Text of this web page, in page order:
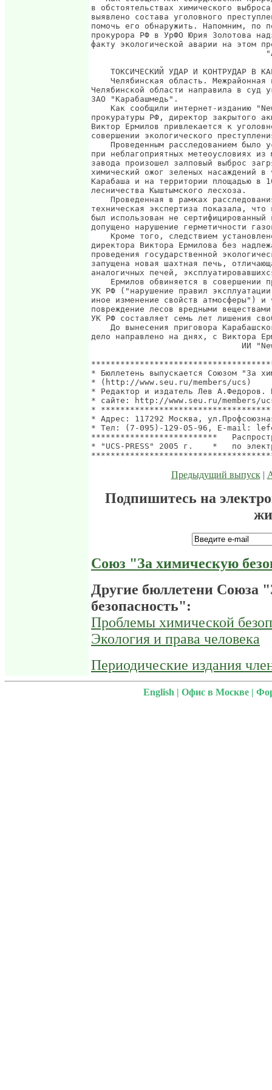
Предыдущий выпуск|
Подпишитесь на
Союз "За химическую
Другие бюллетени Союза
безопасность":
Проблемы химической
Экология и права человека
Периодические издания
English | Офис в Москве |